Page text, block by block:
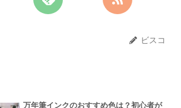
ビスコ
万年筆インクのおすすめ色は？初心者が